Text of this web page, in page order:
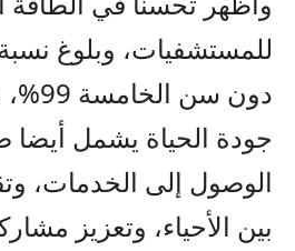
للمستشفيات، وبلوغ
دون
جودة الحياة يشمل أيضا
الوصول إلى الخدمات،
بين الأحياء، وتعزيز